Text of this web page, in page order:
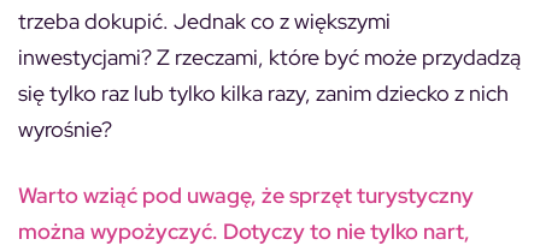
trzeba dokupić. Jednak co z większymi
inwestycjami? Z rzeczami, które być może przydadzą
się tylko raz lub tylko kilka razy, zanim dziecko z nich
wyrośnie?
Warto wziąć pod uwagę, że sprzęt turystyczny
można wypożyczyć. Dotyczy to nie tylko nart,